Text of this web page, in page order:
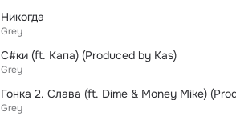
Никогда
Grey
С#ки (ft. Капа) (Produced by Kas)
Grey
Гонка 2. Слава (ft. Dime & Money Mike)
Grey